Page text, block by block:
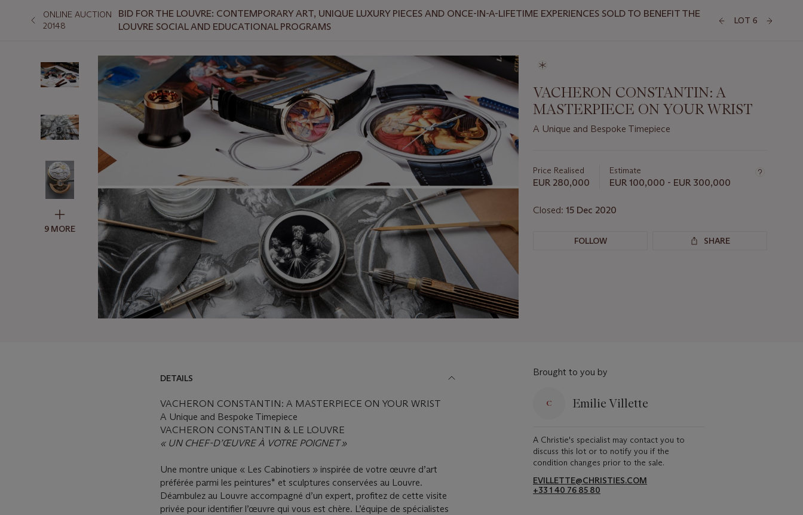
ONLINE AUCTION
20148
BID FOR THE LOUVRE: CONTEMPORARY ART, UNIQUE LUXURY PIECES AND ONCE-IN-A-LIFETIME EXPERIENCES SOLD TO BENEFIT THE
LOUVRE SOCIAL AND EDUCATIONAL PROGRAMS
LOT 6
9 MORE
VACHERON CONSTANTIN: A
MASTERPIECE ON YOUR WRIST
A Unique and Bespoke Timepiece
about
this
Price Realised
EUR 280,000
Estimate
EUR 100,000 - EUR 300,000
Closed: 15 Dec 2020
FOLLOW SHARE
DETAILS
VACHERON CONSTANTIN: A MASTERPIECE ON YOUR WRIST
A Unique and Bespoke Timepiece
VACHERON CONSTANTIN & LE LOUVRE
« UN CHEF-D’ŒUVRE À VOTRE POIGNET »
Une montre unique « Les Cabinotiers » inspirée de votre œuvre d’art
préférée parmi les peintures* et sculptures conservées au Louvre.
Déambulez au Louvre accompagné d’un expert, profitez de cette visite
privée pour identifier l’œuvre qui vous est chère. L’équipe de spécialistes
Brought to you by
Emilie Villette
A Christie's specialist may contact you to
discuss this lot or to notify you if the
condition changes prior to the sale.
EVILLETTE@CHRISTIES.COM
+33 1 40 76 85 80